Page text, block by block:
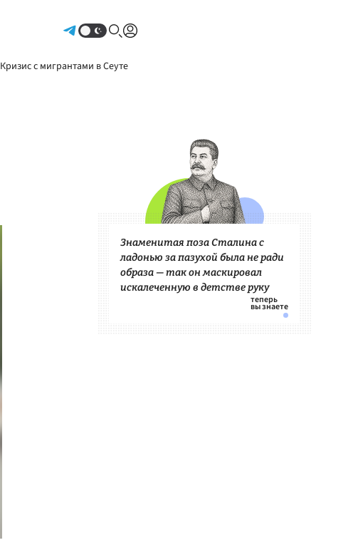
Кризис с мигрантами в Сеуте
Знаменитая поза Сталина с
ладонью за пазухой была не ради
образа — так он маскировал
искалеченную в детстве руку